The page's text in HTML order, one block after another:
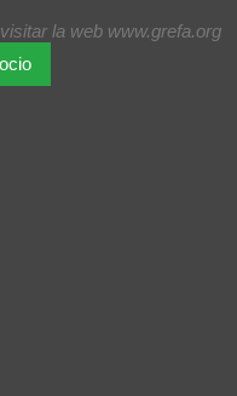
la web www.grefa.org